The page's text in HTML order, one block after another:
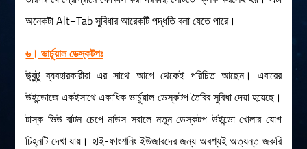
অনেকটা Alt+Tab সুবিধার আরেকটি পদ্ধতি বলা যেতে পারে।
৬। ভার্চুয়াল ডেস্কটপঃ
উবুন্টু ব্যবহারকারীরা এর সাথে আগে থেকেই পরিচিত আছেন। এবারের
উইন্ডোজে একইসাথে একাধিক ভার্চুয়াল ডেস্কটপ তৈরির সুবিধা দেয়া হয়েছে।
টাস্ক ভিউ বাটন চেপে মাউস সরালে নতুন ডেস্কটপ উইন্ডো খোলার যোগ
চিহ্নটি দেখা যায়। হাই-ফাংশনিং ইউজারদের জন্য অবশ্যই অত্যন্ত জরুরি